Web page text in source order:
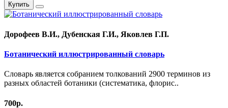
Купить
Дорофеев В.И., Дубенская Г.И., Яковлев Г.П.
Ботанический иллюстрированный словарь
Словарь является собранием толкований 2900 терминов из
разных областей ботаники (систематика, флорис..
700р.